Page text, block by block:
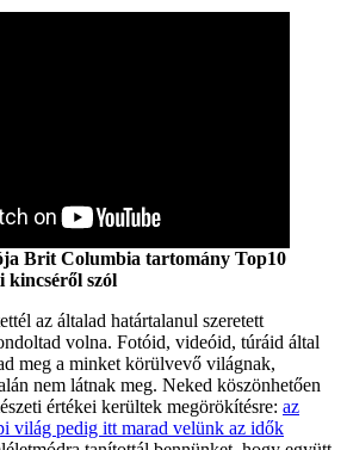
Brit Columbia tartomány Top10
kincséről szól
az általad határtalanul szeretett
volna. Fotóid, videóid, túráid által
meg a minket körülvevő világnak,
nem látnak meg. Neked köszönhetően
értékei kerültek megörökítésre: az
világ pedig itt marad velünk az idők